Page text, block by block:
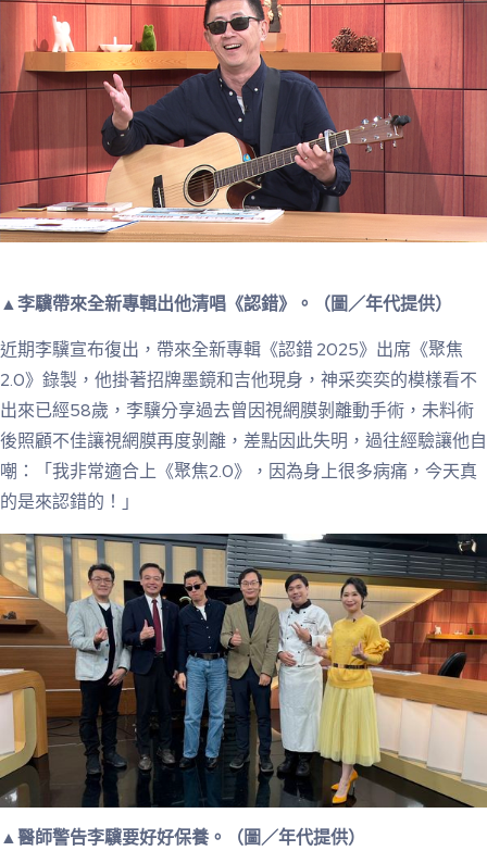
▲李驥帶來全新專輯出他清唱《認錯》。（圖／年代提供）
近期李驥宣布復出，帶來全新專輯《認錯 2025》出席《聚焦
2.0》錄製，他掛著招牌墨鏡和吉他現身，神采奕奕的模樣看不
出來已經58歲，李驥分享過去曾因視網膜剝離動手術，未料術
後照顧不佳讓視網膜再度剝離，差點因此失明，過往經驗讓他自
嘲：「我非常適合上《聚焦2.0》，因為身上很多病痛，今天真
的是來認錯的！」
▲醫師警告李驥要好好保養。（圖／年代提供）